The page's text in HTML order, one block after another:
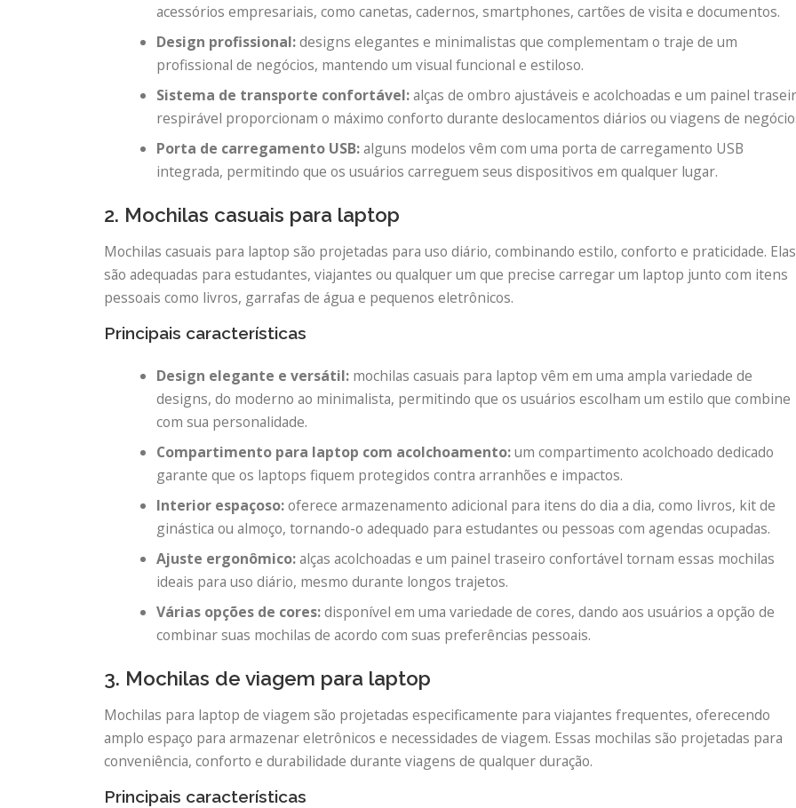
acessórios empresariais, como canetas, cadernos, smartphones, cartões de visita e documentos.
Design profissional:designs elegantes e minimalistas que complementam o traje de um
profissional de negócios, mantendo um visual funcional e estiloso.
Sistema de transporte confortável:alças de ombro ajustáveis ​​e acolchoadas e um painel
respirável proporcionam o máximo conforto durante deslocamentos diários ou viagens de
Porta de carregamento USB:alguns modelos vêm com uma porta de carregamento USB
integrada, permitindo que os usuários carreguem seus dispositivos em qualquer lugar.
2. Mochilas casuais para laptop
Mochilas casuais para laptop são projetadas para uso diário, combinando estilo, conforto e praticidade. Elas
são adequadas para estudantes, viajantes ou qualquer um que precise carregar um laptop junto com itens
pessoais como livros, garrafas de água e pequenos eletrônicos.
Principais características
Design elegante e versátil: mochilas casuais para laptop vêm em uma ampla variedade de
designs, do moderno ao minimalista, permitindo que os usuários escolham um estilo que combine
com sua personalidade.
Compartimento para laptop com acolchoamento:um compartimento acolchoado dedicado
garante que os laptops fiquem protegidos contra arranhões e impactos.
Interior espaçoso:oferece armazenamento adicional para itens do dia a dia, como livros, kit de
ginástica ou almoço, tornando-o adequado para estudantes ou pessoas com agendas ocupadas.
Ajuste ergonômico:alças acolchoadas e um painel traseiro confortável tornam essas mochilas
ideais para uso diário, mesmo durante longos trajetos.
Várias opções de cores:disponível em uma variedade de cores, dando aos usuários a opção de
combinar suas mochilas de acordo com suas preferências pessoais.
3. Mochilas de viagem para laptop
Mochilas para laptop de viagem são projetadas especificamente para viajantes frequentes, oferecendo
amplo espaço para armazenar eletrônicos e necessidades de viagem. Essas mochilas são projetadas para
conveniência, conforto e durabilidade durante viagens de qualquer duração.
Principais características